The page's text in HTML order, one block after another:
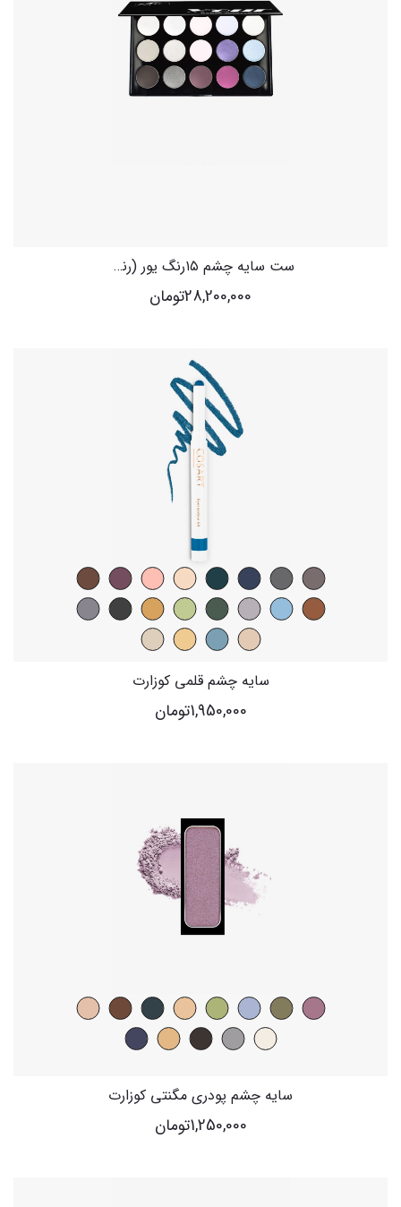
ست سایه چشم ۱۵رنگ یور (رنگ ‌های سرد)
28,200,000تومان
سایه چشم قلمی کوزارت
1,950,000تومان
سایه چشم پودری مگنتی کوزارت
1,250,000تومان